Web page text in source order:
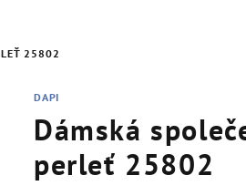
25802
DAPI
Dámská
perleť 25802